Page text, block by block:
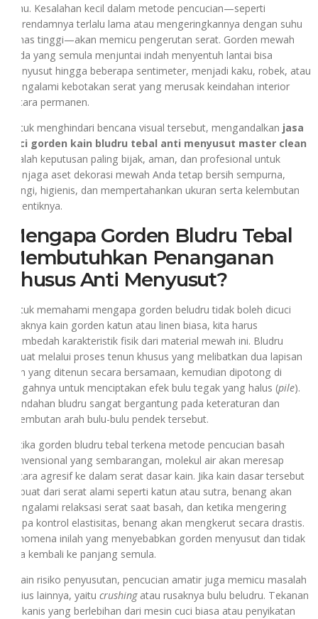
suhu. Kesalahan kecil dalam metode pencucian—seperti
merendamnya terlalu lama atau mengeringkannya dengan suhu
panas tinggi—akan memicu pengerutan serat. Gorden mewah
Anda yang semula menjuntai indah menyentuh lantai bisa
menyusut hingga beberapa sentimeter, menjadi kaku, robek, atau
mengalami kebotakan serat yang merusak keindahan interior
secara permanen.
Untuk menghindari bencana visual tersebut, mengandalkan jasa
cuci gorden kain bludru tebal anti menyusut master clean
adalah keputusan paling bijak, aman, dan profesional untuk
menjaga aset dekorasi mewah Anda tetap bersih sempurna,
wangi, higienis, dan mempertahankan ukuran serta kelembutan
autentiknya.
Mengapa Gorden Bludru Tebal
Membutuhkan Penanganan
Khusus Anti Menyusut?
Untuk memahami mengapa gorden beludru tidak boleh dicuci
layaknya kain gorden katun atau linen biasa, kita harus
membedah karakteristik fisik dari material mewah ini. Bludru
dibuat melalui proses tenun khusus yang melibatkan dua lapisan
kain yang ditenun secara bersamaan, kemudian dipotong di
tengahnya untuk menciptakan efek bulu tegak yang halus (pile).
Keindahan bludru sangat bergantung pada keteraturan dan
kelembutan arah bulu-bulu pendek tersebut.
Ketika gorden bludru tebal terkena metode pencucian basah
konvensional yang sembarangan, molekul air akan meresap
secara agresif ke dalam serat dasar kain. Jika kain dasar tersebut
terbuat dari serat alami seperti katun atau sutra, benang akan
mengalami relaksasi serat saat basah, dan ketika mengering
tanpa kontrol elastisitas, benang akan mengkerut secara drastis.
Fenomena inilah yang menyebabkan gorden menyusut dan tidak
bisa kembali ke panjang semula.
Selain risiko penyusutan, pencucian amatir juga memicu masalah
serius lainnya, yaitu crushingatau rusaknya bulu beludru. Tekanan
mekanis yang berlebihan dari mesin cuci biasa atau penyikatan